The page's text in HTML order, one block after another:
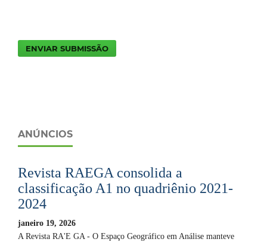
ENVIAR SUBMISSÃO
ANÚNCIOS
Revista RAEGA consolida a
classificação A1 no quadriênio 2021-
2024
janeiro 19, 2026
A Revista RA'E GA - O Espaço Geográfico em Análise manteve